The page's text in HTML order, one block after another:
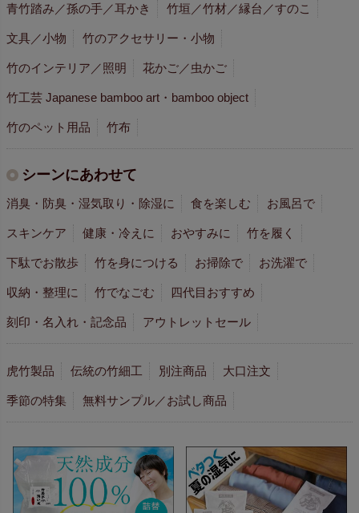
青竹踏み／孫の手／耳かき 竹垣／竹材／縁台／すのこ
文具／小物 竹のアクセサリー・小物
竹のインテリア／照明 花かご／虫かご
竹工芸 Japanese bamboo art・bamboo object
竹のペット用品 竹布
シーンにあわせて
消臭・防臭・湿気取り・除湿に 食を楽しむ お風呂で
スキンケア 健康・冷えに おやすみに 竹を履く
下駄でお散歩 竹を身につける お掃除で お洗濯で
収納・整理に 竹でなごむ 四代目おすすめ
刻印・名入れ・記念品 アウトレットセール
虎竹製品 伝統の竹細工 別注商品 大口注文
季節の特集 無料サンプル／お試し商品